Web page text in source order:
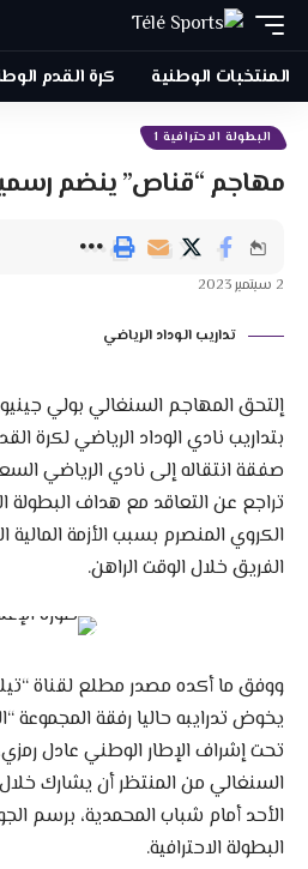
المنتخبات الوطنية كرة القدم
البطولة الاحترافية 1
مهاجم “قناص” ينضم رسميا
تداريب الوداد الرياضي
إلتحق المهاجم السنغالي بولي
بتداريب نادي الوداد الرياضي لكرة
صفقة انتقاله إلى نادي الرياضي
تراجع عن التعاقد مع هداف البطولة
الكروي المنصرم بسبب الأزمة المالية
الفريق خلال الوقت الراهن.
ووفق ما أكده مصدر مطلع لقناة
يخوض تدرايبه حاليا رفقة المجموعة
تحت إشراف الإطار الوطني عادل
السنغالي من المنتظر أن يشارك خلال
الأحد أمام شباب المحمدية، برسم
البطولة الاحترافية.